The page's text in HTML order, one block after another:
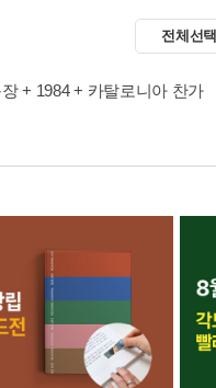
전체선택
+ 1984 + 카탈로니아 찬가